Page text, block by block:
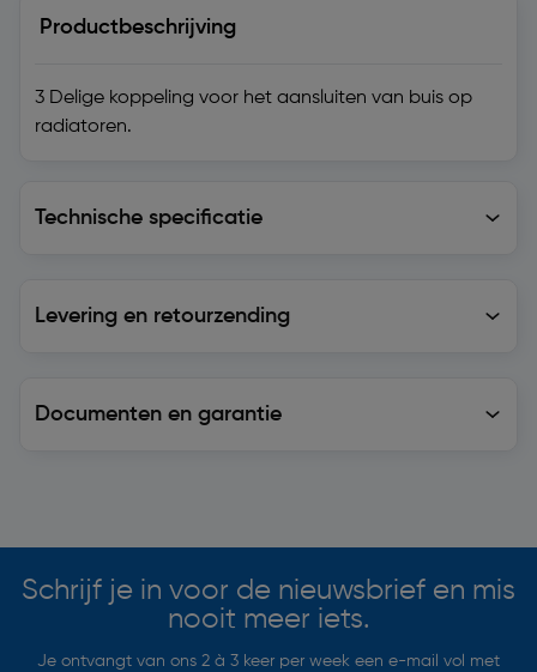
Productbeschrijving
3 Delige koppeling voor het aansluiten van buis op
radiatoren.
Technische specificatie
Levering en retourzending
Documenten en garantie
Schrijf je in voor de nieuwsbrief en mis
nooit meer iets.
Je ontvangt van ons 2 à 3 keer per week een e-mail vol met